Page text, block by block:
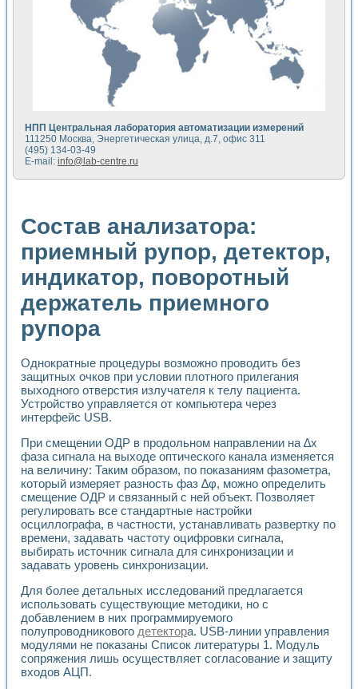
Передовые научные технологии: нано-, фемто-,
Автоматизированная установка по измерению временных
Автоматизированный лабораторный комплекс на базе
Визуализация моделирования и оптимизации тепловой
Виртуальный прибор для исследования функциональных
Исследование возможности создания экономичного
Исследование кинетики движения макрочастиц в
Метод прогнозирования свойств дисперсных продуктов
Недорогая система управления сверхпроводящим
Применение технологий NI в курсе экспериментальной
Расчет переноса аэрозоля и выпадения осадка в
Применение NI VISION для геометрического анализа в
Система температурной стабилизации
Управление движением с помощью программно -
Определение параметров всплывающих газовых
Система управления асинхронным тиристорным
Лазерный профилометр
Применение средств NATIONAL INSTRUMENTS для
Разработка автоматизированного стенда для
Высокочувствительные оптоэлектронные
Установка для измерения диэлектрических свойств
Исследование кинетики зарождения и развития
Лабораторный электрический импедансный томограф на
Микрозондовая система для характеризации
Метод траекторий в исследовании
Промышленная автоматизация
Автоматизация технологических процессов получения
Использование систем технического зрения для контроля
Исследование электромагнитных переходных процессов
Применение LabVIEW при разработке обучающих
Разработка виртуальных тренажеров путем
Система блокировок, сигнализации и защиты ускорителя
Система сбора данных и управления процессом
Управление температурой газовой среды специальной
Разработка программного обеспечения с
Использование технологий NATIONAL INSTRUMENTS
Оборудование для промышленной термотрансферной
Автоматизация реометрических исследований на базе
Применение измерителя иммитанса для исследова¬ния
Исследование электромагнитных переходных процессов
НПП Центральная лаборатория автоматизации измерений
111250 Москва, Энергетическая улица, д.7, офис 311
(495) 134-03-49
E-mail: info@lab-centre.ru
Состав анализатора:
приемный рупор, детектор,
индикатор, поворотный
держатель приемного
рупора
Однократные процедуры возможно проводить без
защитных очков при условии плотного прилегания
выходного отверстия излучателя к телу пациента.
Устройство управляется от компьютера через
интерфейс USB.
При смещении ОДР в продольном направлении на ∆х
фаза сигнала на выходе оптического канала изменяется
на величину: Таким образом, по показаниям фазометра,
который измеряет разность фаз ∆φ, можно определить
смещение ОДР и связанный с ней объект. Позволяет
регулировать все стандартные настройки
осциллографа, в частности, устанавливать развертку по
времени, задавать частоту оцифровки сигнала,
выбирать источник сигнала для синхронизации и
задавать уровень синхронизации.
Для более детальных исследований предлагается
использовать существующие методики, но с
добавлением в них программируемого
полупроводникового детектора. USB-линии управления
модулями не показаны Список литературы 1. Модуль
сопряжения лишь осуществляет согласование и защиту
входов АЦП.